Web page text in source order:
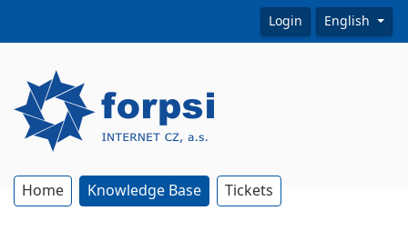
Login English
Home Knowledge Base Tickets